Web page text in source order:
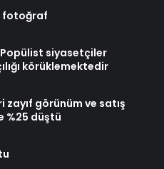
fotoğraf
Popülist siyasetçiler
körüklemektedir
görünüm ve satış
%25 düştü